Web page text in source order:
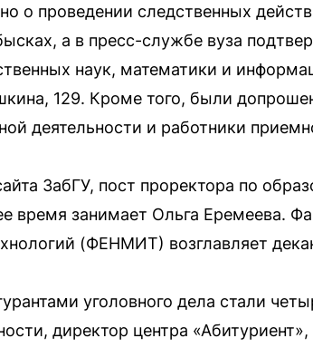
о проведении следственных
а в пресс-службе вуза
наук, математики и
129. Кроме того, были
деятельности и работники
ЗабГУ, пост проректора по
время занимает Ольга Еремеева.
(ФЕНМИТ) возглавляет
уголовного дела стали
директор центра